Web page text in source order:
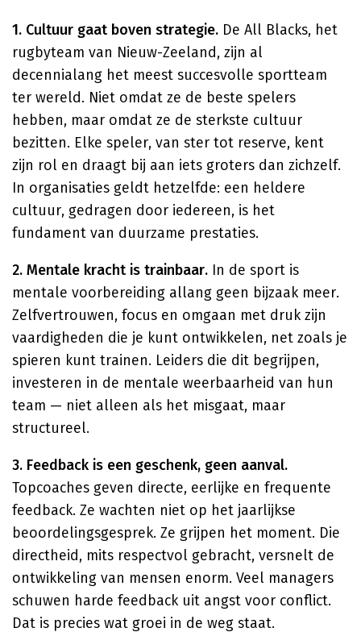
1. Cultuur gaat boven strategie. De All Blacks, het
rugbyteam van Nieuw-Zeeland, zijn al
decennialang het meest succesvolle sportteam
ter wereld. Niet omdat ze de beste spelers
hebben, maar omdat ze de sterkste cultuur
bezitten. Elke speler, van ster tot reserve, kent
zijn rol en draagt bij aan iets groters dan zichzelf.
In organisaties geldt hetzelfde: een heldere
cultuur, gedragen door iedereen, is het
fundament van duurzame prestaties.
2. Mentale kracht is trainbaar. In de sport is
mentale voorbereiding allang geen bijzaak meer.
Zelfvertrouwen, focus en omgaan met druk zijn
vaardigheden die je kunt ontwikkelen, net zoals je
spieren kunt trainen. Leiders die dit begrijpen,
investeren in de mentale weerbaarheid van hun
team — niet alleen als het misgaat, maar
structureel.
3. Feedback is een geschenk, geen aanval.
Topcoaches geven directe, eerlijke en frequente
feedback. Ze wachten niet op het jaarlijkse
beoordelingsgesprek. Ze grijpen het moment. Die
directheid, mits respectvol gebracht, versnelt de
ontwikkeling van mensen enorm. Veel managers
schuwen harde feedback uit angst voor conflict.
Dat is precies wat groei in de weg staat.